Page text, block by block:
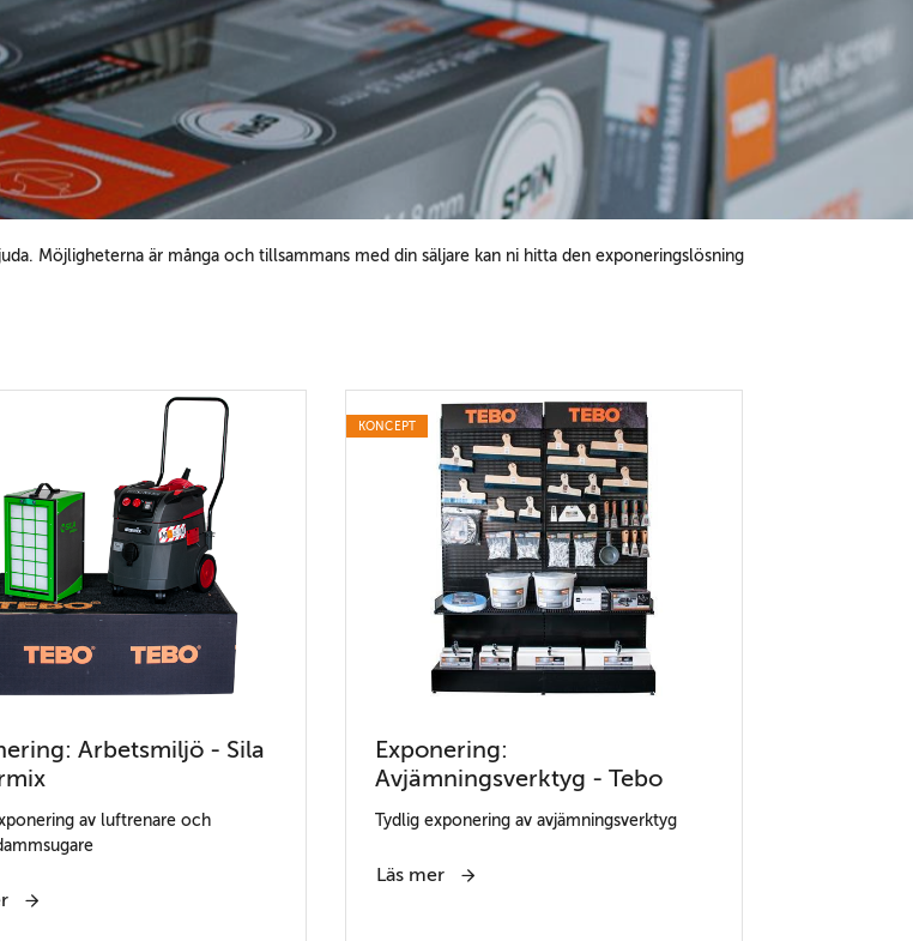
Möjligheterna är många och tillsammans med din säljare kan ni hitta den exponeringslösning
Arbetsmiljö - Sila
av luftrenare och
KONCEPT
Exponering:
Avjämningsverktyg - Tebo
Tydlig exponering av avjämningsverktyg
Läs mer